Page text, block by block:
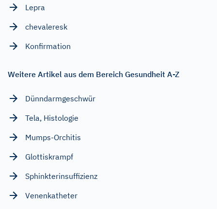
Lepra
chevaleresk
Konfirmation
Weitere Artikel aus dem Bereich Gesundheit A-Z
Dünndarmgeschwür
Tela, Histologie
Mumps-Orchitis
Glottiskrampf
Sphinkterinsuffizienz
Venenkatheter